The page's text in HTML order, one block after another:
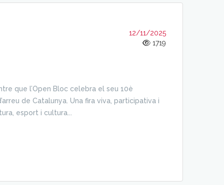
12/11/2025
1719
que l’Open Bloc celebra el seu 10è
de Catalunya. Una fira viva, participativa i
esport i cultura...